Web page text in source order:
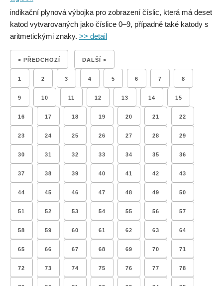
indikační plynová výbojka pro zobrazení číslic, která má deset
katod vytvarovaných jako číslice 0–9, případně také katody s
aritmetickými znaky. >> detail
< PŘEDCHOZÍ DALŠÍ >
1 2 3 4 5 6 7 8
9 10 11 12 13 14 15
16 17 18 19 20 21 22
23 24 25 26 27 28 29
30 31 32 33 34 35 36
37 38 39 40 41 42 43
44 45 46 47 48 49 50
51 52 53 54 55 56 57
58 59 60 61 62 63 64
65 66 67 68 69 70 71
72 73 74 75 76 77 78